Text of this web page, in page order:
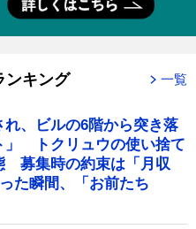
ンキング 一覧
れ、ビルの6階から突き落
トクリュウの使い捨て
募集時の約束は「月収
た瞬間、「お前たち